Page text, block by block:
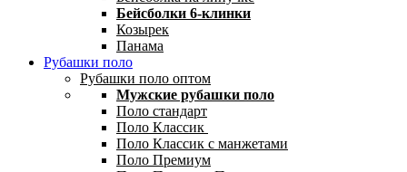
Бейсболки 6-клинки
Козырек
Панама
Рубашки поло
Рубашки поло оптом
Мужские рубашки поло
Поло стандарт
Поло Классик
Поло Классик с манжетами
Поло Премиум